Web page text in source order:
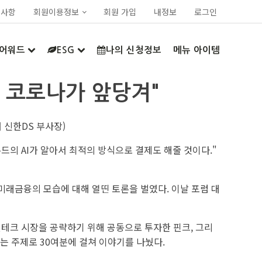
항 회원이용정보 회원 가입 내정보 로그인
어워드 ESG 나의 신청정보 메뉴 아이템
로나가 앞당겨"
한DS 부사장)
의 AI가 알아서 최적의 방식으로 결제도 해줄 것이다."
금융의 모습에 대해 열띤 토론을 벌였다. 이날 포럼 대
크 시장을 공략하기 위해 공동으로 투자한 핀크, 그리
주제로 30여분에 걸쳐 이야기를 나눴다.